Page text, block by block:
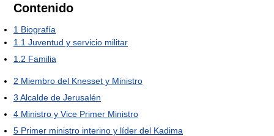
Contenido
1 Biografía
1.1 Juventud y servicio militar
1.2 Familia
2 Miembro del Knesset y Ministro
3 Alcalde de Jerusalén
4 Ministro y Vice Primer Ministro
5 Primer ministro interino y líder del Kadima